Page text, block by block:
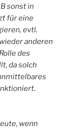
sonst in
für eine
evtl.
anderen
des
da solch
wenn